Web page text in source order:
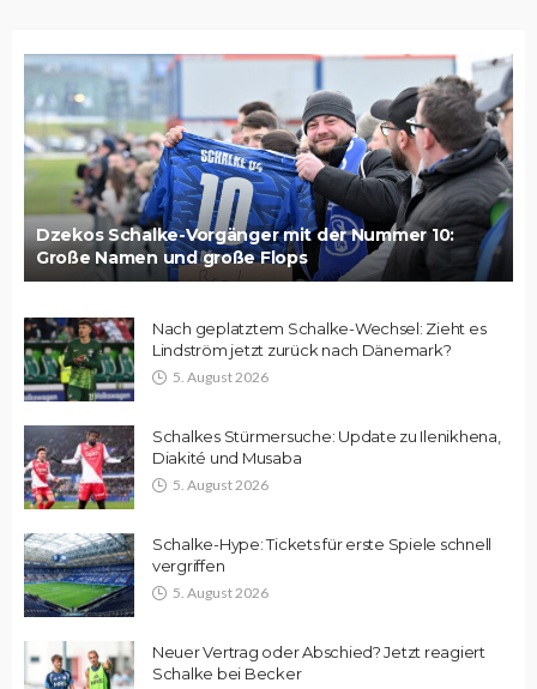
Dzekos Schalke-Vorgänger mit der Nummer 10:
Große Namen und große Flops
Nach geplatztem Schalke-Wechsel: Zieht es
Lindström jetzt zurück nach Dänemark?
5. August 2026
Schalkes Stürmersuche: Update zu Ilenikhena,
Diakité und Musaba
5. August 2026
Schalke-Hype: Tickets für erste Spiele schnell
vergriffen
5. August 2026
Neuer Vertrag oder Abschied? Jetzt reagiert
Schalke bei Becker